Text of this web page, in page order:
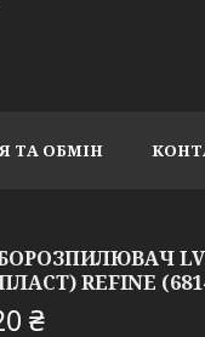
ТА ОБМІН
REFINE
₴